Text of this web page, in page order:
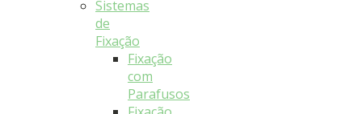
Sistemas
de
Fixação
Fixação
com
Parafusos